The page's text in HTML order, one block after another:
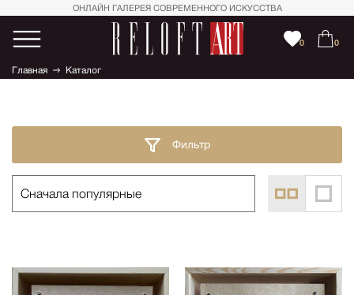
ОНЛАЙН ГАЛЕРЕЯ СОВРЕМЕННОГО ИСКУССТВА
0 0
Главная Каталог
Фильтр